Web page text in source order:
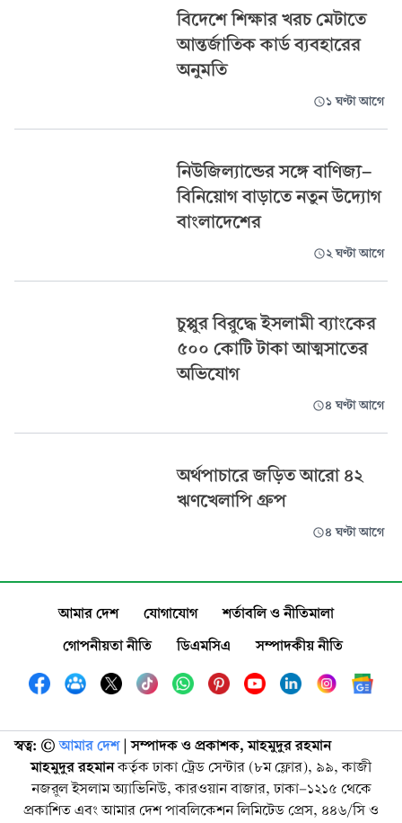
বিদেশে শিক্ষার খরচ মেটাতে
আন্তর্জাতিক কার্ড ব্যবহারের
অনুমতি
১ ঘণ্টা আগে
নিউজিল্যান্ডের সঙ্গে বাণিজ্য-
বিনিয়োগ বাড়াতে নতুন উদ্যোগ
বাংলাদেশের
২ ঘণ্টা আগে
চুপ্পুর বিরুদ্ধে ইসলামী ব্যাংকের
৫০০ কোটি টাকা আত্মসাতের
অভিযোগ
৪ ঘণ্টা আগে
অর্থপাচারে জড়িত আরো ৪২
ঋণখেলাপি গ্রুপ
৪ ঘণ্টা আগে
আমার দেশ যোগাযোগ
শর্তাবলি ও নীতিমালা
গোপনীয়তা নীতি
ডিএমসিএ সম্পাদকীয় নীতি
স্বত্ব: ©️ আমার দেশ| সম্পাদক ও প্রকাশক, মাহমুদুর রহমান
মাহমুদুর রহমানকর্তৃক ঢাকা ট্রেড সেন্টার (৮ম ফ্লোর), ৯৯, কাজী
নজরুল ইসলাম অ্যাভিনিউ, কারওয়ান বাজার, ঢাকা-১২১৫ থেকে
প্রকাশিত এবং আমার দেশ পাবলিকেশন লিমিটেড প্রেস, ৪৪৬/সি ও